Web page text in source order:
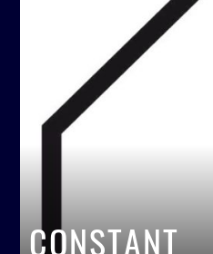
CONSTANT